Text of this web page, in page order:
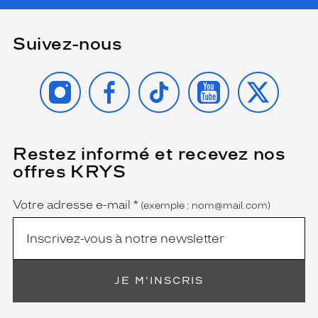
Suivez-nous
INSTAGRAMFACEBOOK
TIKTOK YOUTUBE
X
Restez informé et recevez nos
offres KRYS
Name
Votre adresse e-mail *
(Ce
champ
est
(exemple : nom@mail.com)
JE M'INSCRIS